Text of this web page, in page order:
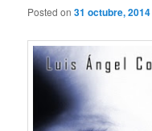
Posted on31 octubre, 2014